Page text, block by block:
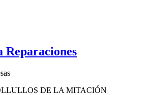
Reparaciones
DE LA MITACIÓN